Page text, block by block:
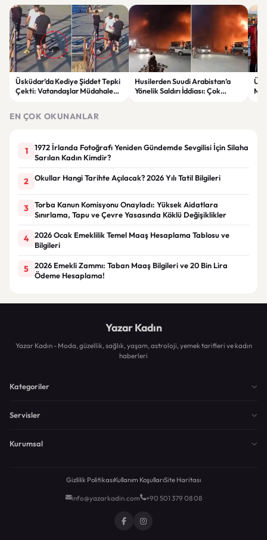
Üsküdar’da Kediye Şiddet Tepki
Çekti: Vatandaşlar Müdahale
Husilerden Suudi Arabistan’a
Yönelik Saldırı İddiası: Çok
EN ÇOK OKUNANLAR
1
1972 İrlanda Fotoğrafı Yeniden Gündemde Sevgilisi İçin Silaha
Sarılan Kadın Kimdir?
2 Okullar Hangi Tarihte Açılacak? 2026 Yılı Tatil Bilgileri
3
Torba Kanun Komisyonu Onayladı: Yüksek Aidatlara
Sınırlama, Tapu ve Çevre Yasasında Köklü Değişiklikler
4
2026 Ocak Emeklilik Temel Maaş Hesaplama Tablosu ve
Bilgileri
5
2026 Emekli Zammı: Taban Maaş Bilgileri ve 20 Bin Lira
Ödeme Hesaplama!
Yazar Kadın
Yazar Kadın - Moda, güzellik, sağlık, yaşam, astroloji, yemek tarifleri ve kadın
haberleri
Kategoriler
Servisler
Kurumsal
Gizlilik PolitikasıKullanım KoşullarıSite Haritası
info@yazarkadin.com +90 501 379 08 08